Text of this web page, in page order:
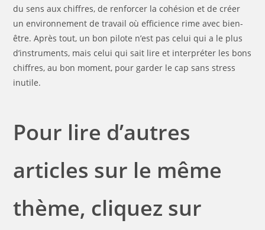
du sens aux chiffres, de renforcer la cohésion et de créer
un environnement de travail où efficience rime avec bien-
être. Après tout, un bon pilote n’est pas celui qui a le plus
d’instruments, mais celui qui sait lire et interpréter les bons
chiffres, au bon moment, pour garder le cap sans stress
inutile.
Pour lire d’autres
articles sur le même
thème, cliquez sur